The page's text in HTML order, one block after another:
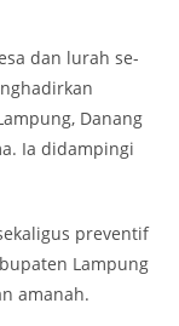
dan lurah se-
Danang
Ia didampingi
preventif
Lampung
amanah.